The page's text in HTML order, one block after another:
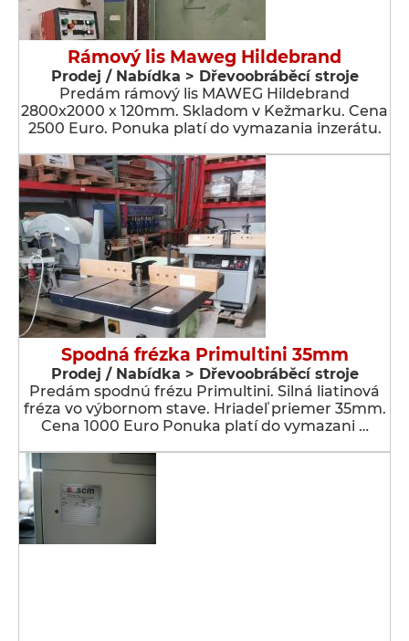
Rámový lis Maweg Hildebrand
Prodej / Nabídka > Dřevoobráběcí stroje
Predám rámový lis MAWEG Hildebrand
2800x2000 x 120mm. Skladom v Kežmarku. Cena
2500 Euro. Ponuka platí do vymazania inzerátu.
Spodná frézka Primultini 35mm
Prodej / Nabídka > Dřevoobráběcí stroje
Predám spodnú frézu Primultini. Silná liatinová
fréza vo výbornom stave. Hriadeľ priemer 35mm.
Cena 1000 Euro Ponuka platí do vymazani …